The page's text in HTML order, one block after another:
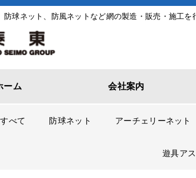
防球ネット、防風ネットなど網の製造・販売・施工を
ーム 会社案内
すべて 防球ネット アーチェリーネット
遊具ア